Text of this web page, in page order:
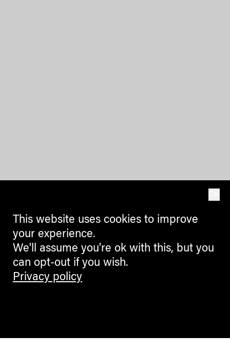
This website uses cookies to improve
your experience.
We'll assume you're ok with this, but you
can opt-out if you wish.
Privacy policy